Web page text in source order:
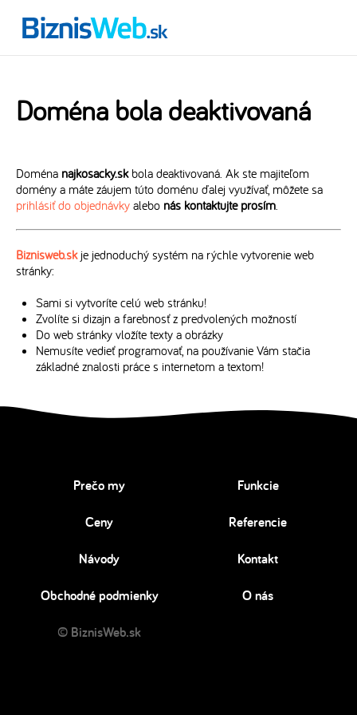
Doména bola deaktivovaná
Doména najkosacky.skbola deaktivovaná. Ak ste majiteľom
domény a máte záujem túto doménu ďalej využívať, môžete sa
prihlásiť do objednávky alebo nás kontaktujte prosím.
Biznisweb.skje jednoduchý systém na rýchle vytvorenie web
stránky:
Sami si vytvoríte celú web stránku!
Zvolíte si dizajn a farebnosť z predvolených možností
Do web stránky vložíte texty a obrázky
Nemusíte vedieť programovať, na používanie Vám stačia
základné znalosti práce s internetom a textom!
Prečo my Funkcie
Ceny Referencie
Návody Kontakt
Obchodné podmienky O nás
© BiznisWeb.sk